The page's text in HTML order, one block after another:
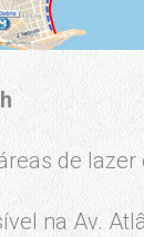
de
na Av.